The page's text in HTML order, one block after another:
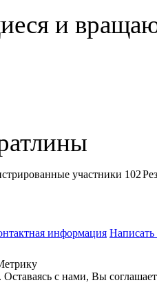
и
участники 102
информация
с нами, Вы